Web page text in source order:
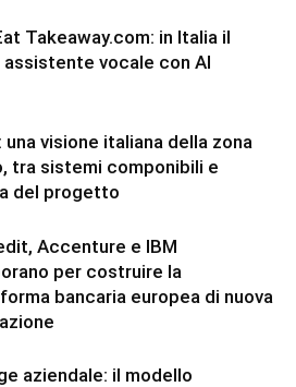
Takeaway.com: in Italia il
assistente vocale con AI
una visione italiana della zona
tra sistemi componibili e
del progetto
Accenture e IBM
per costruire la
bancaria europea di nuova
aziendale: il modello